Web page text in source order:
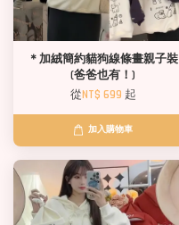
＊加絨簡約貓狗線條畫親子裝
(爸爸也有！)
從NT$ 699 起
加入購物車